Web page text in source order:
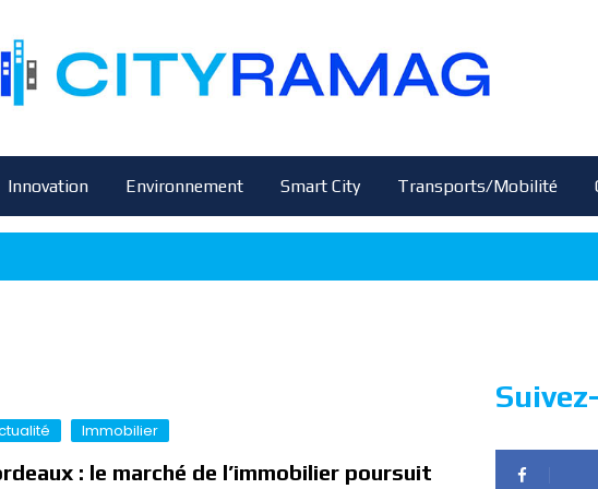
Innovation Environnement Smart City Transports/Mobilité
Immobilier
: le marché de l’immobilier poursuit